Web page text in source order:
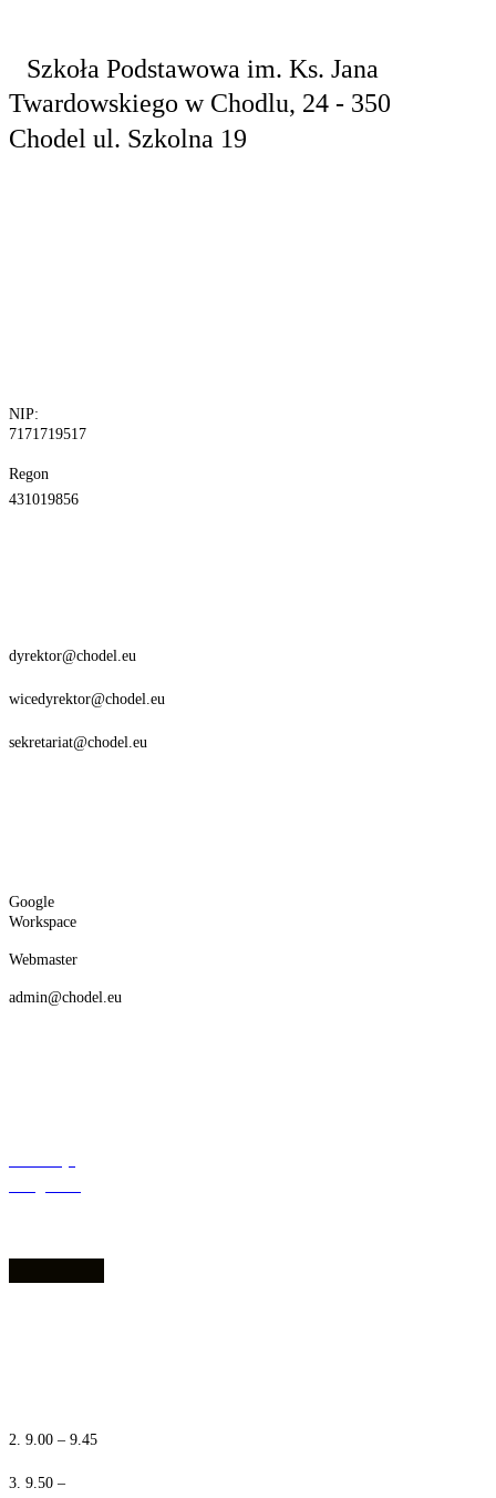
Szkoła Podstawowa im. Ks. Jana
Twardowskiego w Chodlu, 24 - 350
Chodel ul. Szkolna 19
NIP:
7171719517
Regon
431019856
dyrektor@chodel.eu
wicedyrektor@chodel.eu
sekretariat@chodel.eu
Google
Workspace
Webmaster
admin@chodel.eu
2. 9.00 – 9.45
3. 9.50 –